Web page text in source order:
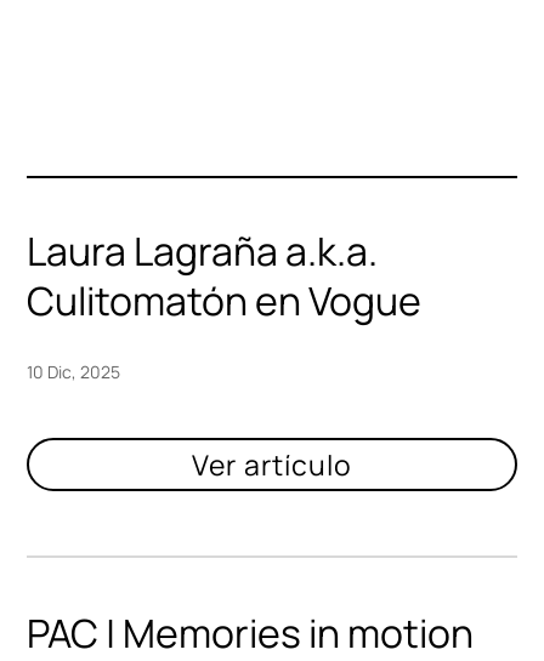
Laura Lagraña a.k.a.
Culitomatón en Vogue
10 Dic, 2025
PAC | Memories in motion